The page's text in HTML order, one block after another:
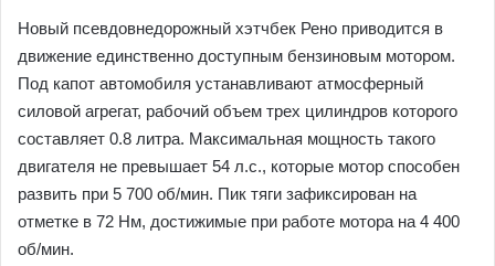
Новый псевдовнедорожный хэтчбек Рено приводится в
движение единственно доступным бензиновым мотором.
Под капот автомобиля устанавливают атмосферный
силовой агрегат, рабочий объем трех цилиндров которого
составляет 0.8 литра. Максимальная мощность такого
двигателя не превышает 54 л.с., которые мотор способен
развить при 5 700 об/мин. Пик тяги зафиксирован на
отметке в 72 Нм, достижимые при работе мотора на 4 400
об/мин.